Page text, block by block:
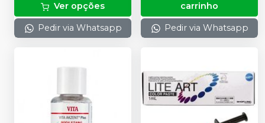
Ver opções
Pedir via Whatsapp
carrinho
Pedir via Whatsapp